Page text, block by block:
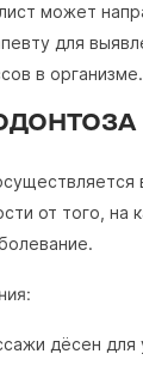
может
для
в организме.
от того, на
дёсен для